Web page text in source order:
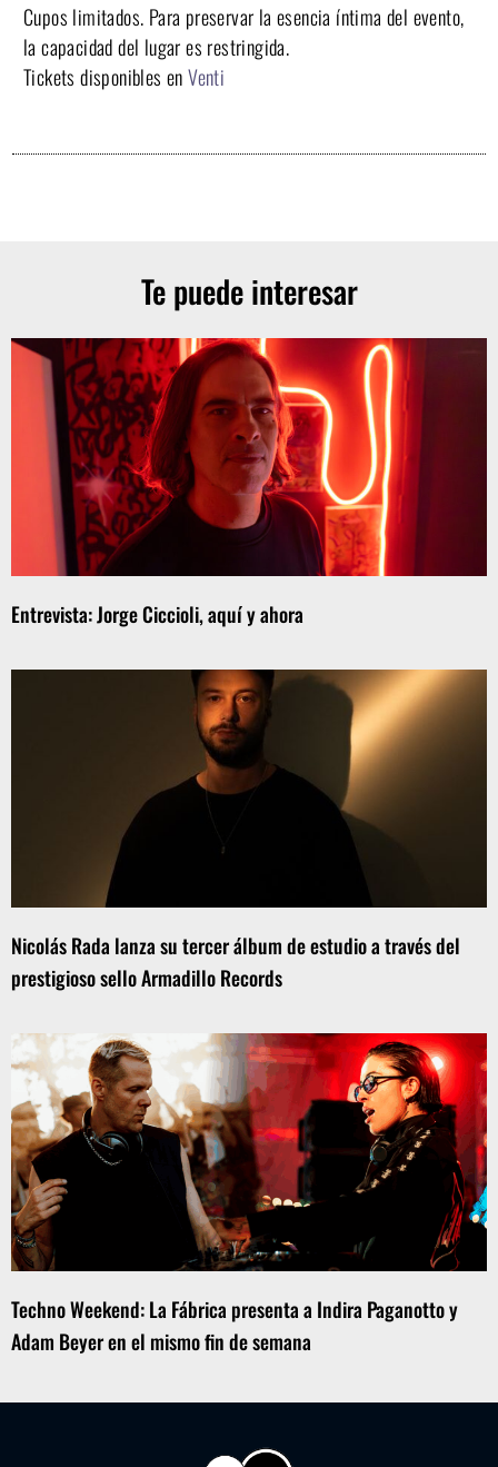
Cupos limitados. Para preservar la esencia íntima del evento,
la capacidad del lugar es restringida.
Tickets disponibles enVenti
Te puede interesar
Entrevista: Jorge Ciccioli, aquí y ahora
Nicolás Rada lanza su tercer álbum de estudio a través del
prestigioso sello Armadillo Records
Techno Weekend: La Fábrica presenta a Indira Paganotto y
Adam Beyer en el mismo fin de semana